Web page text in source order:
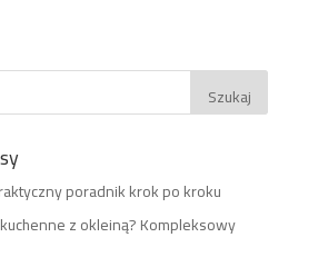
poradnik krok po kroku
z okleiną? Kompleksowy